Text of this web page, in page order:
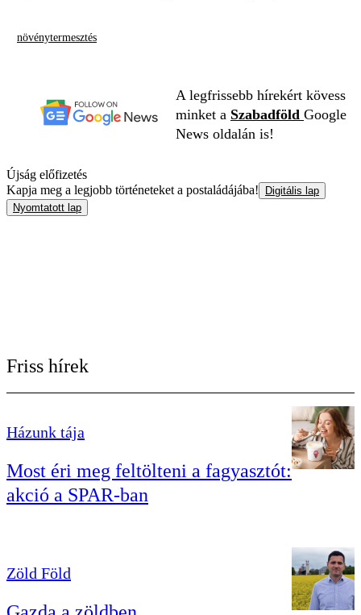
növénytermesztés
A legfrissebb hírekért kövess
minket a Szabadföld Google
News oldalán is!
Újság előfizetés
Kapja meg a legjobb történeteket a postaládájába!
Digitális lap
Nyomtatott lap
Friss hírek
Házunk tája
Most éri meg feltölteni a fagyasztót:
akció a SPAR-ban
Zöld Föld